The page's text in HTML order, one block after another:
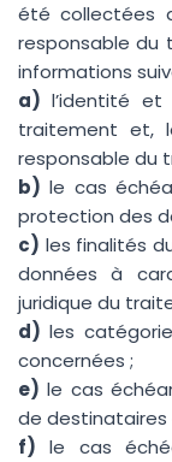
été collectées
responsable
informations
a) l’identité et
traitement et,
responsable du
b) le cas
protection des
c) les finalités
données à
juridique du
d) les
concernées ;
e) le cas
de destinataires
f) le cas